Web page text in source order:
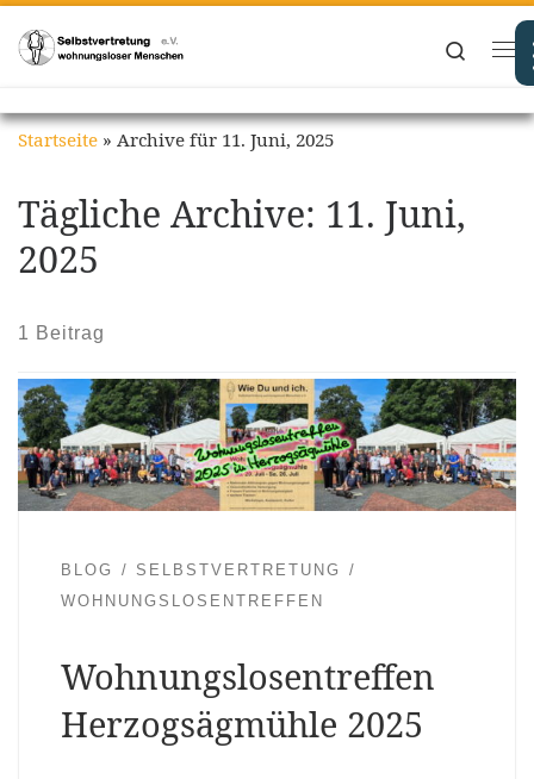
Zum Inhalt springen
Search
Startseite » Archive für 11. Juni, 2025
Tägliche Archive: 11. Juni,
2025
1 Beitrag
BLOG
SELBSTVERTRETUNG
WOHNUNGSLOSENTREFFEN
Wohnungslosentreffen
Herzogsägmühle 2025